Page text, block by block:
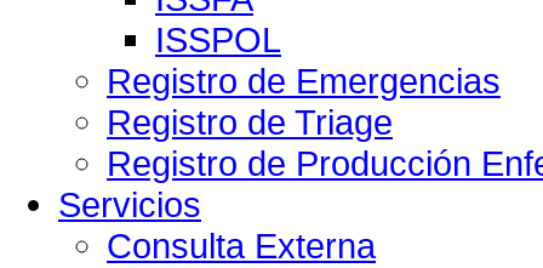
ISSPOL
Registro de Emergencias
Registro de Triage
Registro de Producción
Servicios
Consulta Externa